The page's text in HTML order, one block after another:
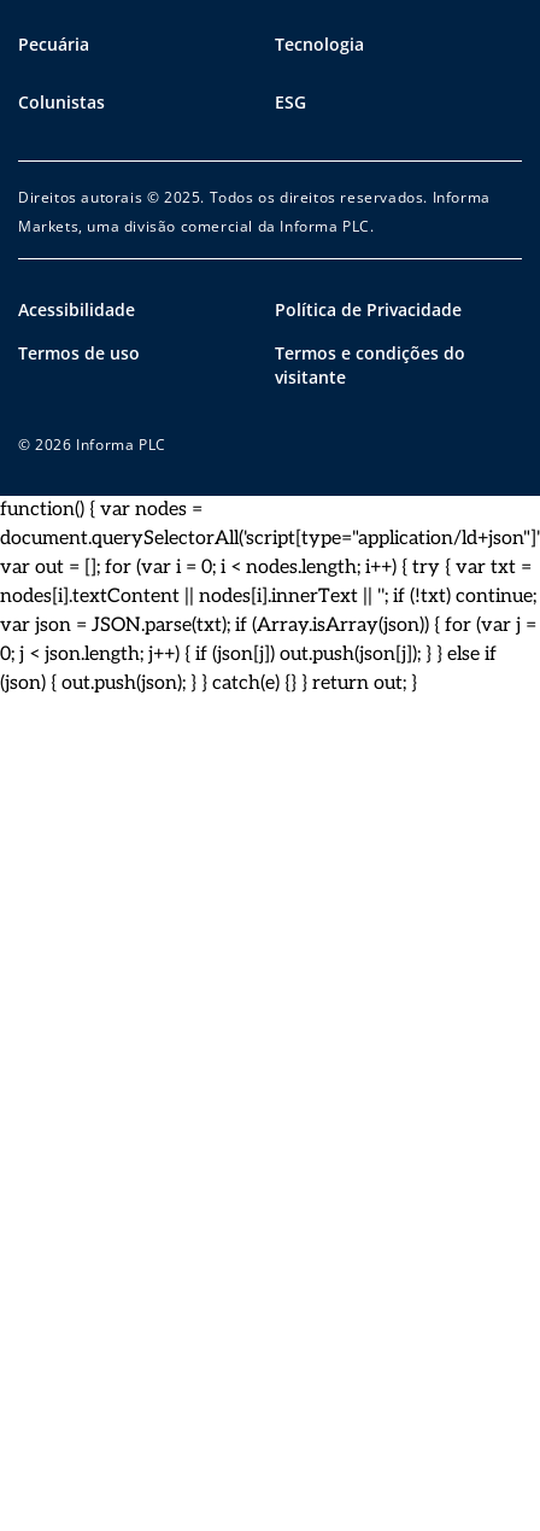
Pecuária Tecnologia
Colunistas ESG
Direitos autorais © 2025. Todos os direitos reservados. Informa
Markets, uma divisão comercial da Informa PLC.
Acessibilidade
Política de Privacidade
Termos de uso
Termos e condições do
visitante
© 2026 Informa PLC
function() { var nodes =
document.querySelectorAll('script[type="application/
var out = []; for (var i = 0; i < nodes.length; i++) { try { var txt =
nodes[i].textContent || nodes[i].innerText || ''; if (!txt) continue;
var json = JSON.parse(txt); if (Array.isArray(json)) { for (var j =
0; j < json.length; j++) { if (json[j]) out.push(json[j]); } } else if
(json) { out.push(json); } } catch(e) {} } return out; }